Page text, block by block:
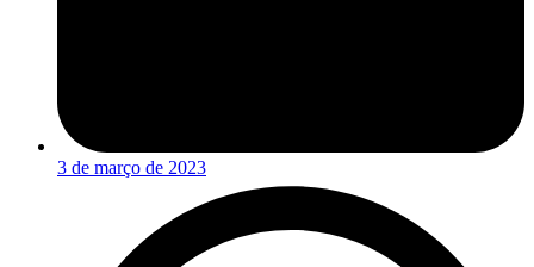
3 de março de 2023